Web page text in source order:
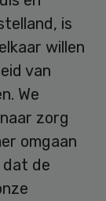
is
willen
van
We
zorg
omgaan
dat de